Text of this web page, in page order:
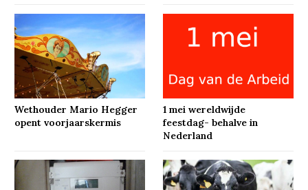
Wethouder Mario Hegger
opent voorjaarskermis
1 mei wereldwijde
feestdag- behalve in
Nederland